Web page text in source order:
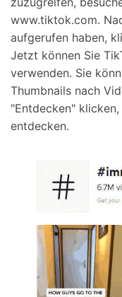
www.tiktok.com.
aufgerufen haben,
Jetzt können Sie
verwenden. Sie
Thumbnails nach
"Entdecken"
entdecken.